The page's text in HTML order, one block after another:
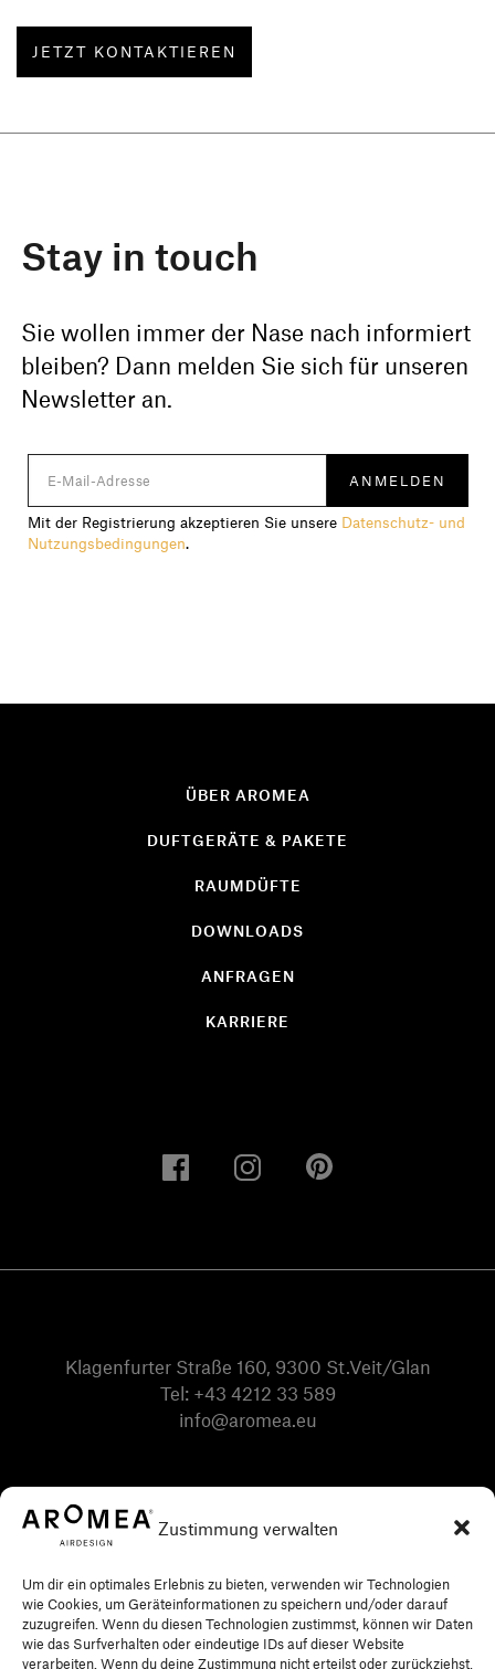
Zustimmung verwalten
Um dir ein optimales Erlebnis zu bieten, verwenden wir Technologien
wie Cookies, um Geräteinformationen zu speichern und/oder darauf
zuzugreifen. Wenn du diesen Technologien zustimmst, können wir Daten
wie das Surfverhalten oder eindeutige IDs auf dieser Website
verarbeiten. Wenn du deine Zustimmung nicht erteilst oder zurückziehst,
JETZT KONTAKTIEREN
Stay in touch
Sie wollen immer der Nase nach informiert
bleiben? Dann melden Sie sich für unseren
Newsletter an.
Mit der Registrierung akzeptieren Sie unsere Datenschutz- und
Nutzungsbedingungen.
ÜBER AROMEA
DUFTGERÄTE & PAKETE
RAUMDÜFTE
DOWNLOADS
ANFRAGEN
KARRIERE
Klagenfurter Straße 160, 9300 St.Veit/Glan
Tel: +43 4212 33 589
info@aromea.eu